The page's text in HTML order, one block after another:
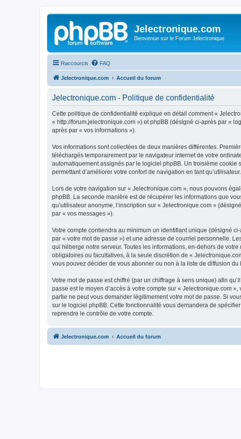
Jelectronique.com
Bienvenue sur le Forum Jelectronique
Raccourcis FAQ
Jelectronique.com Accueil du forum
Jelectronique.com - Politique de confidentialité
Cette politique de confidentialité explique en détail comment «
« http://forum.jelectronique.com ») et phpBB (désigné ci-après par «
après par « vos informations »).
Vos informations sont collectées de deux manières différentes.
téléchargés temporairement par le navigateur internet de votre
automatiquement assignés par le logiciel phpBB. Un troisième
permettant d’améliorer votre confort de navigation en tant qu’utilisateur.
Lors de votre navigation sur « Jelectronique.com », nous pouvons
phpBB. La seconde manière est de récupérer les informations que
qu’utilisateur anonyme, l’inscription sur « Jelectronique.com »
par « vos messages »).
Votre compte contiendra au minimum un identifiant unique (désigné
par « votre mot de passe ») et une adresse de courriel personnelle.
qui héberge notre serveur. Toutes les informations, en-dehors de
obligatoires ou facultatives, à la seule discrétion de «
vous pouvez décider de vous abonner ou non à la liste de diffusion
Votre mot de passe est chiffré (par un chiffrage à sens unique) afin
passe est le moyen d’accès à votre compte sur « Jelectronique.com
partie ne peut vous demander légitimement votre mot de passe. Si
sur le logiciel phpBB. Cette fonctionnalité vous demandera de
reprendre le contrôle de votre compte.
Jelectronique.com Accueil du forum